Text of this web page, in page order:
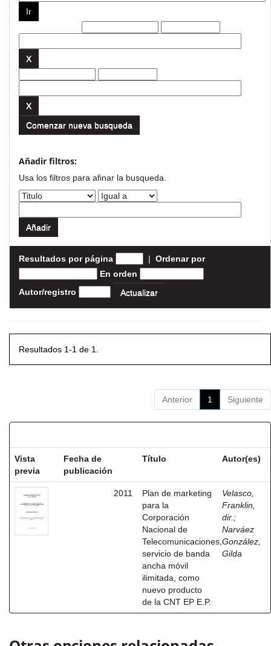
Comenzar nueva busqueda
Añadir filtros:
Usa los filtros para afinar la busqueda.
Resultados por página | Ordenar por
En orden
Autor/registro
Resultados 1-1 de 1.
Anterior 1 Siguiente
Vista
previa
Fecha de
publicación
Título Autor(es)
2011
Plan de marketing
para la
Corporación
Nacional de
Telecomunicaciones,
servicio de banda
ancha móvil
ilimitada, como
nuevo producto
de la CNT EP E.P.
Velasco,
Franklin,
dir. ;
Narváez
González,
Gilda